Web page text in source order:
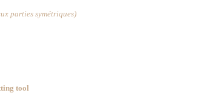
parties symétriques)
tool